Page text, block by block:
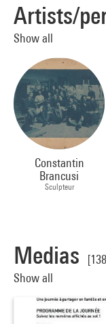
Artists/
Show all
Constantin
Brancusi
Sculpteur
Medias
Show all